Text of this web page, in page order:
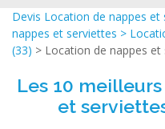
Devis Location de nappes et
nappes et serviettes >
(33) > Location de nappes
Les 10
et